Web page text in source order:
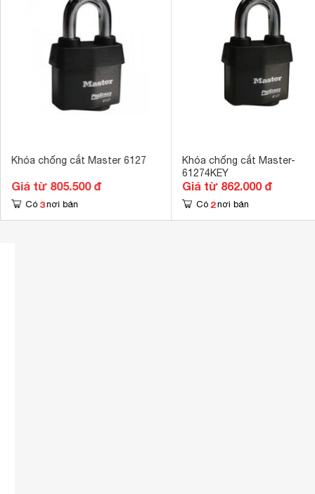
Khóa chống cắt Master 6127
Giá từ 805.500 đ
Có 3 nơi bán
Khóa chống cắt Master-
61274KEY
Giá từ 862.000 đ
Có 2 nơi bán